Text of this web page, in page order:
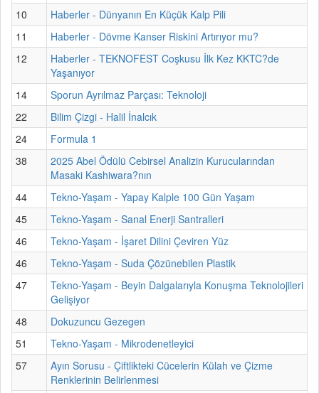
10
Haberler - Dünyanın En Küçük Kalp Pili
11
Haberler - Dövme Kanser Riskini Artırıyor mu?
12
Haberler - TEKNOFEST Coşkusu İlk Kez KKTC?de
Yaşanıyor
14
Sporun Ayrılmaz Parçası: Teknoloji
22
Bilim Çizgi - Halil İnalcık
24
Formula 1
38
2025 Abel Ödülü Cebirsel Analizin Kurucularından
Masaki Kashiwara?nın
44
Tekno-Yaşam - Yapay Kalple 100 Gün Yaşam
45
Tekno-Yaşam - Sanal Enerji Santralleri
46
Tekno-Yaşam - İşaret Dilini Çeviren Yüz
46
Tekno-Yaşam - Suda Çözünebilen Plastik
47
Tekno-Yaşam - Beyin Dalgalarıyla Konuşma Teknolojileri
Gelişiyor
48
Dokuzuncu Gezegen
51
Tekno-Yaşam - Mikrodenetleyici
57
Ayın Sorusu - Çiftlikteki Cücelerin Külah ve Çizme
Renklerinin Belirlenmesi